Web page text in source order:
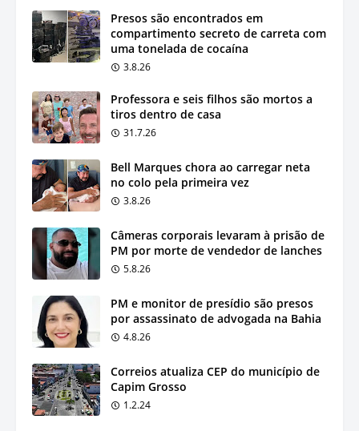
Presos são encontrados em
compartimento secreto de carreta com
uma tonelada de cocaína
3.8.26
Professora e seis filhos são mortos a
tiros dentro de casa
31.7.26
Bell Marques chora ao carregar neta
no colo pela primeira vez
3.8.26
Câmeras corporais levaram à prisão de
PM por morte de vendedor de lanches
5.8.26
PM e monitor de presídio são presos
por assassinato de advogada na Bahia
4.8.26
Correios atualiza CEP do município de
Capim Grosso
1.2.24